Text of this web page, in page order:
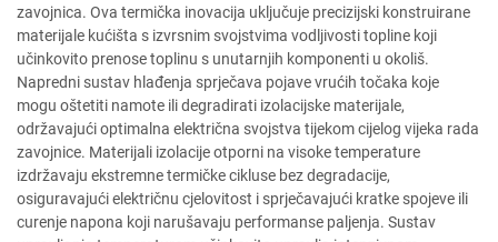
zavojnica. Ova termička inovacija uključuje precizijski konstruirane
materijale kućišta s izvrsnim svojstvima vodljivosti topline koji
učinkovito prenose toplinu s unutarnjih komponenti u okoliš.
Napredni sustav hlađenja sprječava pojave vrućih točaka koje
mogu oštetiti namote ili degradirati izolacijske materijale,
održavajući optimalna električna svojstva tijekom cijelog vijeka rada
zavojnice. Materijali izolacije otporni na visoke temperature
izdržavaju ekstremne termičke cikluse bez degradacije,
osiguravajući električnu cjelovitost i sprječavajući kratke spojeve ili
curenje napona koji narušavaju performanse paljenja. Sustav